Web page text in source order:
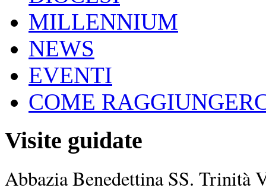
MILLENNIUM
NEWS
EVENTI
COME
Visite guidate
Abbazia Benedettina SS. Trinità